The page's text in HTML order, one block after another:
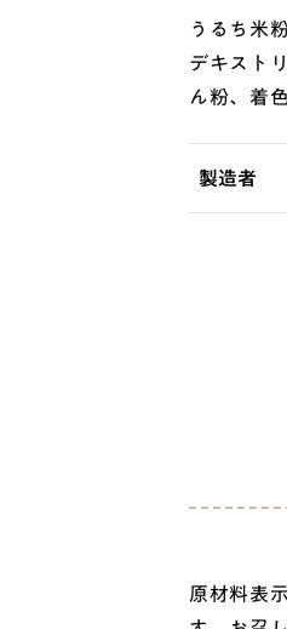
うるち米
デキスト
ん粉、着
製造者
原材料表